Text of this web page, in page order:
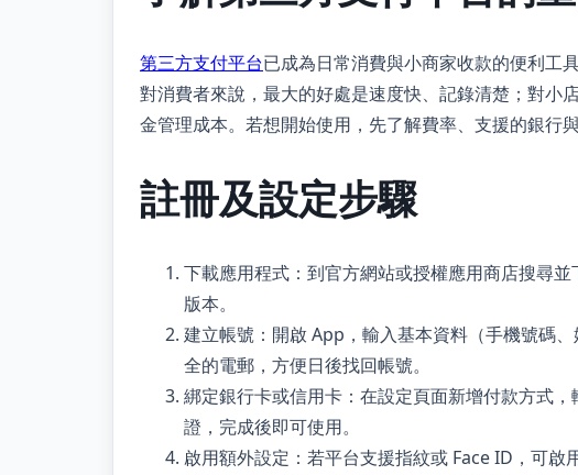
第三方支付平台已成為日常消費與小商家收款的便利工
對消費者來說，最大的好處是速度快、記錄清楚；對小
金管理成本。若想開始使用，先了解費率、支援的銀行
註冊及設定步驟
下載應用程式：到官方網站或授權應用商店搜尋
版本。
建立帳號：開啟 App，輸入基本資料（手機號碼
全的電郵，方便日後找回帳號。
綁定銀行卡或信用卡：在設定頁面新增付款方式
證，完成後即可使用。
啟用額外設定：若平台支援指紋或 Face ID，可